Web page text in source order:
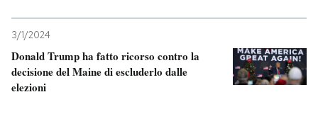
Entra
3/1/2024
Donald Trump ha fatto ricorso contro la
decisione del Maine di escluderlo dalle
elezioni